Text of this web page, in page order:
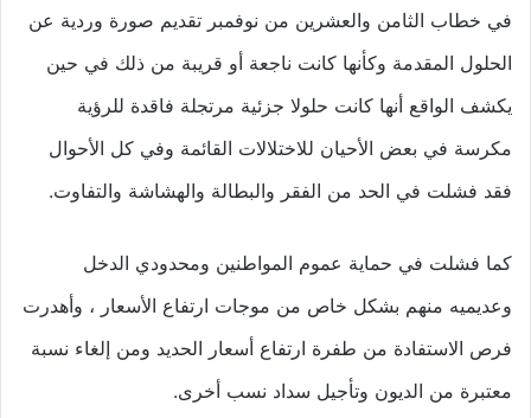
في خطاب الثامن والعشرين من نوفمبر تقديم صورة وردية عن
الحلول المقدمة وكأنها كانت ناجعة أو قريبة من ذلك في حين
يكشف الواقع أنها كانت حلولا جزئية مرتجلة فاقدة للرؤية
مكرسة في بعض الأحيان للاختلالات القائمة وفي كل الأحوال
فقد فشلت في الحد من الفقر والبطالة والهشاشة والتفاوت.
كما فشلت في حماية عموم المواطنين ومحدودي الدخل
وعديميه منهم بشكل خاص من موجات ارتفاع الأسعار ، وأهدرت
فرص الاستفادة من طفرة ارتفاع أسعار الحديد ومن إلغاء نسبة
معتبرة من الديون وتأجيل سداد نسب أخرى.